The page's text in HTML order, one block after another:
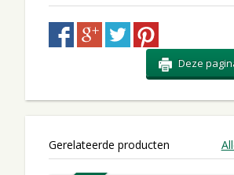
Deze
Gerelateerde producten